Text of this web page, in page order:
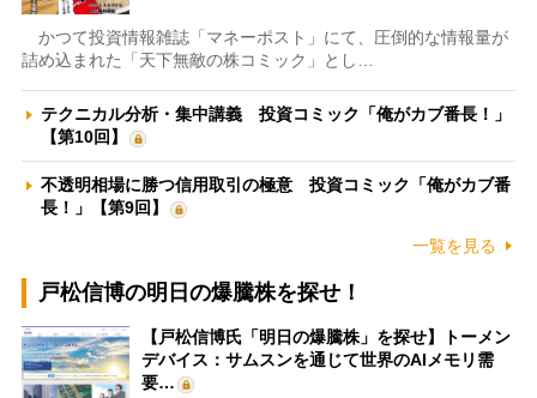
かつて投資情報雑誌「マネーポスト」にて、圧倒的な情報量が
詰め込まれた「天下無敵の株コミック」とし…
テクニカル分析・集中講義 投資コミック「俺がカブ番長！」
【第10回】
不透明相場に勝つ信用取引の極意 投資コミック「俺がカブ番
長！」【第9回】
一覧を見る
戸松信博の明日の爆騰株を探せ！
【戸松信博氏「明日の爆騰株」を探せ】トーメン
デバイス：サムスンを通じて世界のAIメモリ需
要…